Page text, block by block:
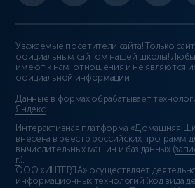
Уважаемые посетители сайта! Только
официальным сайтом нашей школы!
имеют к нам отношения и не являются
официальной информации.
Данные в формах обрабатывает
Яндекс
Интерактивная платформа «Домашняя
внесена в реестр российских программ
вычислительных машин и баз данных (
г.).
ООО «ИНТЕРДА» осуществляет
информационных технологий (код вида